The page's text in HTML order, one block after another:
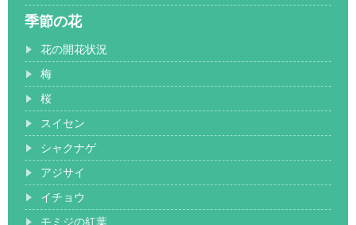
季節の花
花の開花状況
梅
桜
スイセン
シャクナゲ
アジサイ
イチョウ
モミジの紅葉